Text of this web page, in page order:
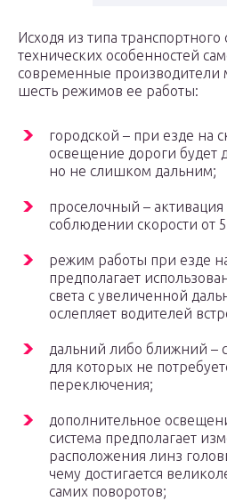
Исходя из типа транспортного
технических особенностей
современные производители
шесть режимов ее работы:
городской – при езде на
освещение дороги будет
но не слишком дальним;
проселочный –
соблюдении скорости от
режим работы при езде
предполагает
света с увеличенной
ослепляет водителей
дальний либо ближний –
для которых не
переключения;
дополнительное
система предполагает
расположения линз
чему достигается
самих поворотов;